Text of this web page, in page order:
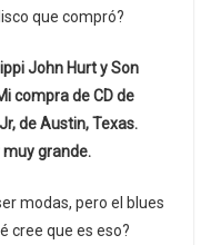
que compró?
John Hurt y Son
compra de CD de
de Austin, Texas.
grande.
modas, pero el blues
cree que es eso?